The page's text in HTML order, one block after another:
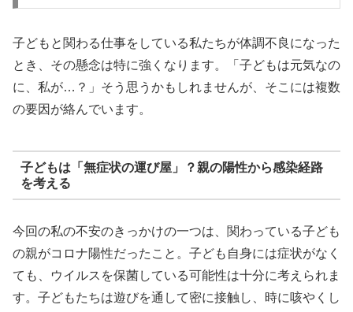
子どもと関わる仕事をしている私たちが体調不良になった
とき、その懸念は特に強くなります。「子どもは元気なの
に、私が…？」そう思うかもしれませんが、そこには複数
の要因が絡んでいます。
子どもは「無症状の運び屋」？親の陽性から感染経路
を考える
今回の私の不安のきっかけの一つは、関わっている子ども
の親がコロナ陽性だったこと。子ども自身には症状がなく
ても、ウイルスを保菌している可能性は十分に考えられま
す。子どもたちは遊びを通して密に接触し、時に咳やくし